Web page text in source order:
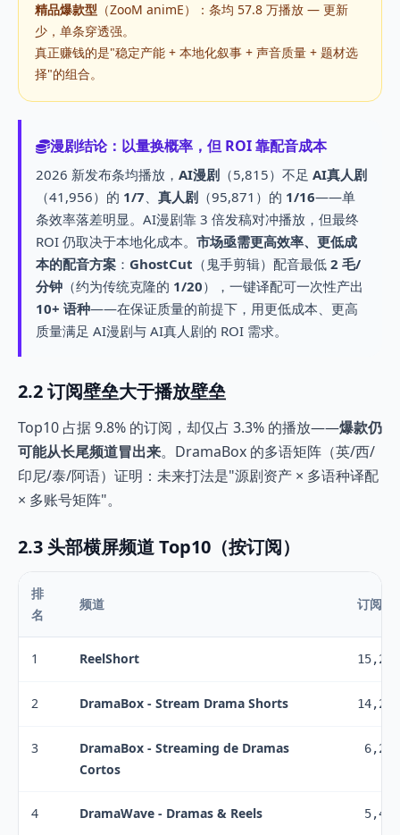
精品爆款型 （ZooM animE）：条均 57.8 万播放 — 更新
少，单条穿透强。
真正赚钱的是"稳定产能 + 本地化叙事 + 声音质量 + 题材选
择"的组合。
漫剧结论：以量换概率，但 ROI 靠配音成本
2026 新发布条均播放， AI漫剧 （5,815）不足 AI真人剧
（41,956）的 1/7、 真人剧 （95,871）的 1/16——单
条效率落差明显。AI漫剧靠 3 倍发稿对冲播放，但最终
ROI 仍取决于本地化成本。 市场亟需更高效率、更低成
本的配音方案 ： GhostCut （鬼手剪辑）配音最低 2 毛/
分钟 （约为传统克隆的 1/20），一键译配可一次性产出
10+ 语种——在保证质量的前提下，用更低成本、更高
质量满足 AI漫剧与 AI真人剧的 ROI 需求。
2.2 订阅壁垒大于播放壁垒
Top10 占据 9.8% 的订阅，却仅占 3.3% 的播放——爆款仍
可能从长尾频道冒出来。DramaBox 的多语矩阵（英/西/
印尼/泰/阿语）证明：未来打法是"源剧资产 × 多语种译配
× 多账号矩阵"。
2.3 头部横屏频道 Top10（按订阅）
排
名
频道 订阅
1 ReelShort
2 DramaBox - Stream Drama Shorts
3
DramaBox - Streaming de Dramas
Cortos
4 DramaWave - Dramas & Reels